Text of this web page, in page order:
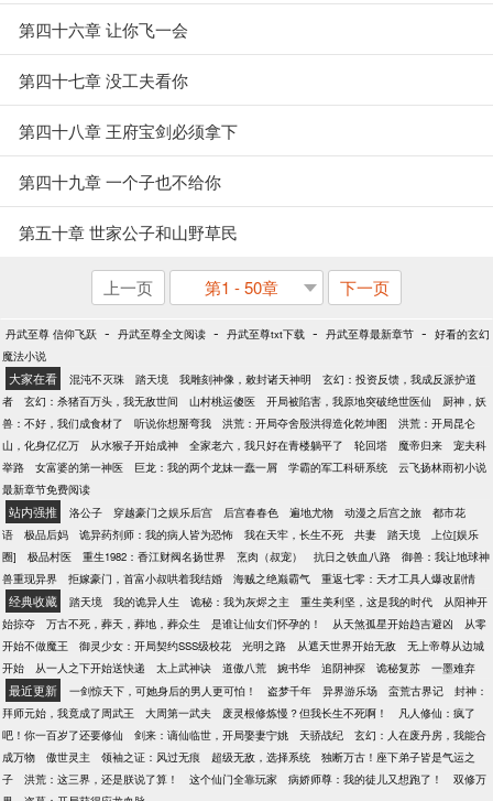
第四十六章 让你飞一会
第四十七章 没工夫看你
第四十八章 王府宝剑必须拿下
第四十九章 一个子也不给你
第五十章 世家公子和山野草民
上一页 第1 - 50章 下一页
丹武至尊 信仰飞跃 - 丹武至尊全文阅读 - 丹武至尊txt下载 - 丹武至尊最新章节 - 好看的玄幻
魔法小说
大家在看 混沌不灭珠 踏天境 我雕刻神像，敕封诸天神明
玄幻：投资反馈，我成反派护道
者
玄幻：杀猪百万头，我无敌世间 山村桃运傻医 开局被陷害，我原地突破绝世医仙
厨神，妖
兽：不好，我们成食材了
听说你想掰弯我 洪荒：开局夺舍殷洪得造化乾坤图
洪荒：开局昆仑
山，化身亿亿万
从水猴子开始成神 全家老六，我只好在青楼躺平了 轮回塔 魔帝归来
宠夫科
举路
女富婆的第一神医 巨龙：我的两个龙妹一蠢一屑 学霸的军工科研系统
云飞扬林雨初小说
最新章节免费阅读
站内强推 洛公子 穿越豪门之娱乐后宫 后宫春春色 遍地尤物 动漫之后宫之旅
都市花
语
极品后妈 诡异药剂师：我的病人皆为恐怖 我在天牢，长生不死 共妻 踏天境
上位[娱乐
圈]
极品村医 重生1982：香江财阀名扬世界 烹肉（叔宠） 抗日之铁血八路
御兽：我让地球神
兽重现异界
拒嫁豪门，首富小叔哄着我结婚 海贼之绝巅霸气 重返七零：天才工具人爆改剧情
经典收藏 踏天境 我的诡异人生 诡秘：我为灰烬之主 重生美利坚，这是我的时代
从阳神开
始掠夺
万古不死，葬天，葬地，葬众生 是谁让仙女们怀孕的！ 从天煞孤星开始趋吉避凶
从零
开始不做魔王
御灵少女：开局契约SSS级校花 光明之路 从遮天世界开始无敌
无上帝尊从边城
开始
从一人之下开始送快递 太上武神诀 道傲八荒 婉书华 追阴神探 诡秘复苏 一墨难弃
最近更新 一剑惊天下，可她身后的男人更可怕！ 盗梦千年 异界游乐场 蛮荒古界记
封神：
拜师元始，我竟成了周武王
大周第一武夫 废灵根修炼慢？但我长生不死啊！
凡人修仙：疯了
吧！你一百岁了还要修仙
剑来：谪仙临世，开局娶妻宁姚 天骄战纪
玄幻：人在废丹房，我能合
成万物
傲世灵主 领袖之证：风过无痕 超级无敌，选择系统
独断万古！座下弟子皆是气运之
子
洪荒：这三界，还是朕说了算！ 这个仙门全靠玩家 病娇师尊：我的徒儿又想跑了！
双修万